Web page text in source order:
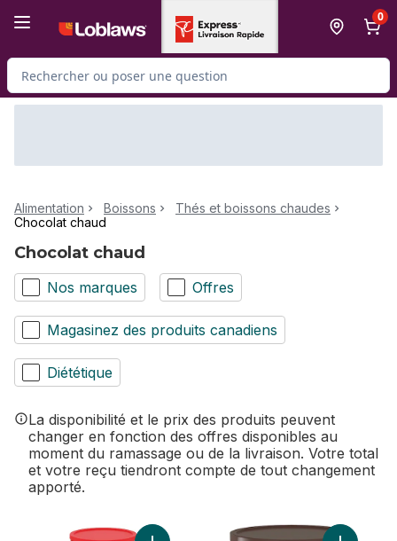
0
Rechercher des produits
Alimentation Boissons
Thés et boissons chaudes
Chocolat chaud
Chocolat chaud
Nos marques Offres
Magasinez des produits canadiens
Diététique
La disponibilité et le prix des produits peuvent
changer en fonction des offres disponibles au
moment du ramassage ou de la livraison. Votre total
et votre reçu tiendront compte de tout changement
apporté.